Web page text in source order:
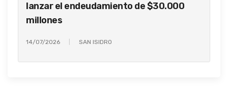
lanzar el endeudamiento de $30.000
millones
14/07/2026 SAN ISIDRO